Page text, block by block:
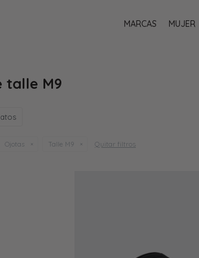
MARCAS MUJER
talle M9
Ojotas Talle M9 Quitar filtros